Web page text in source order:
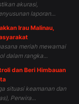
akurasi,
laporan...
Irau Malinau,
meriah mewarnai
dalam rangka...
dan Beri Himbauan
situasi keamanan dan
Perwira...